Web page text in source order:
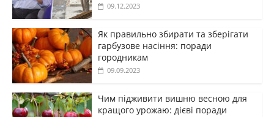
09.12.2023
Як правильно збирати та зберігати
гарбузове насіння: поради
городникам
09.09.2023
Чим підживити вишню весною для
кращого урожаю: дієві поради